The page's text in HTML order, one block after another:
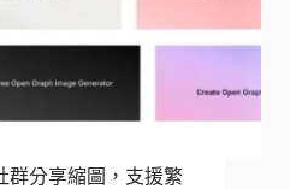
群分享縮圖，支援繁